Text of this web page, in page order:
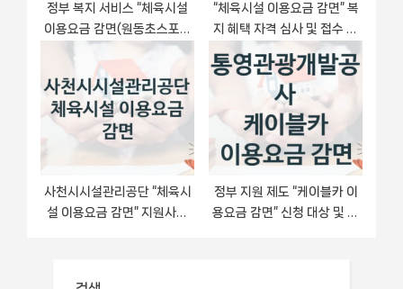
정부 복지 서비스 “체육시설
이용요금 감면(원동초스포츠
센터)” – 오산시시설관리공단
자격 요건과 신청 방법
“체육시설 이용요금 감면” 복
지 혜택 자격 심사 및 접수 일
정 – 인천광역시부평구시설
관리공단 지원 정책
사천시시설관리공단 “체육시
설 이용요금 감면” 지원사업
정부 지원 제도 “케이블카 이
용요금 감면” 신청 대상 및 자